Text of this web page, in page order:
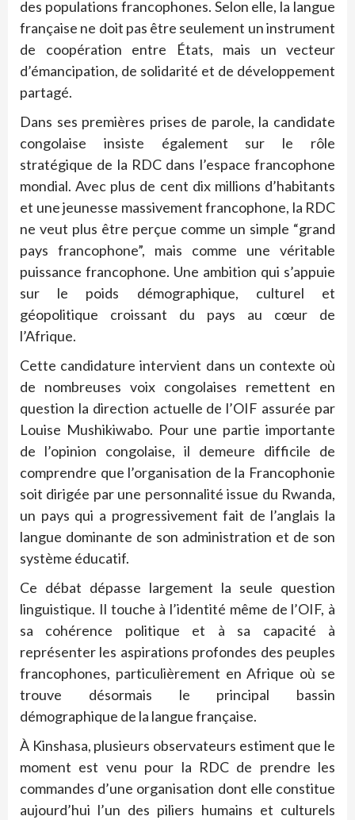
des populations francophones. Selon elle, la langue
française ne doit pas être seulement un instrument
de coopération entre États, mais un vecteur
d’émancipation, de solidarité et de développement
partagé.
Dans ses premières prises de parole, la candidate
congolaise insiste également sur le rôle
stratégique de la RDC dans l’espace francophone
mondial. Avec plus de cent dix millions d’habitants
et une jeunesse massivement francophone, la RDC
ne veut plus être perçue comme un simple “grand
pays francophone”, mais comme une véritable
puissance francophone. Une ambition qui s’appuie
sur le poids démographique, culturel et
géopolitique croissant du pays au cœur de
l’Afrique.
Cette candidature intervient dans un contexte où
de nombreuses voix congolaises remettent en
question la direction actuelle de l’OIF assurée par
Louise Mushikiwabo. Pour une partie importante
de l’opinion congolaise, il demeure difficile de
comprendre que l’organisation de la Francophonie
soit dirigée par une personnalité issue du Rwanda,
un pays qui a progressivement fait de l’anglais la
langue dominante de son administration et de son
système éducatif.
Ce débat dépasse largement la seule question
linguistique. Il touche à l’identité même de l’OIF, à
sa cohérence politique et à sa capacité à
représenter les aspirations profondes des peuples
francophones, particulièrement en Afrique où se
trouve désormais le principal bassin
démographique de la langue française.
À Kinshasa, plusieurs observateurs estiment que le
moment est venu pour la RDC de prendre les
commandes d’une organisation dont elle constitue
aujourd’hui l’un des piliers humains et culturels